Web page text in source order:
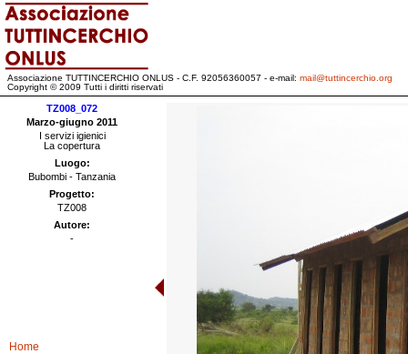
TZ008_072
Marzo-giugno 2011
I servizi igienici
La copertura
Luogo:
Bubombi - Tanzania
Progetto:
TZ008
Autore:
-
Home
Associazione TUTTINCERCHIO ONLUS - C.F. 92056360057 - e-mail: mail@tuttincerchio.org
Copyright © 2009 Tutti i diritti riservati